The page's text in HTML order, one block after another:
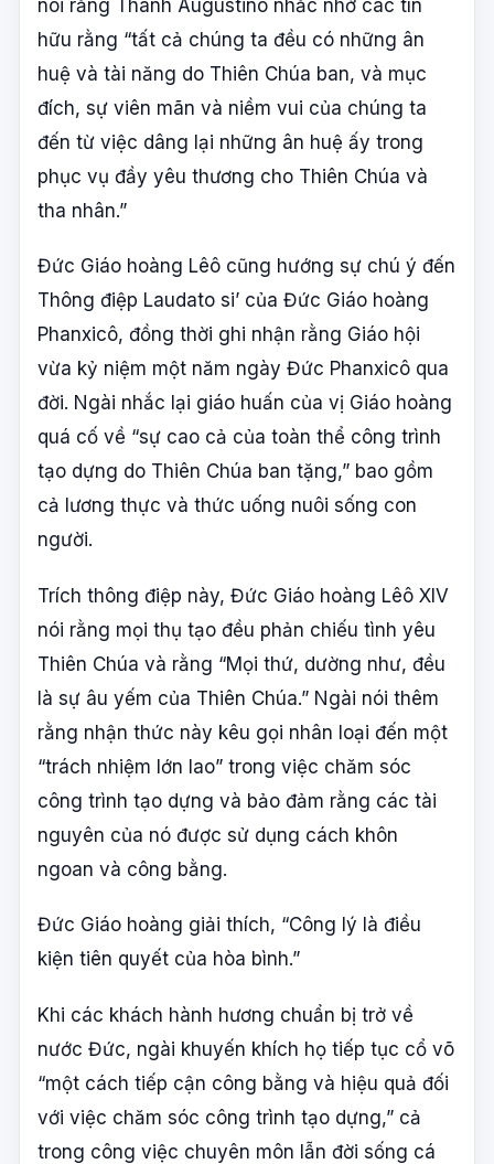
nói rằng Thánh Augustinô nhắc nhở các tín
hữu rằng “tất cả chúng ta đều có những ân
huệ và tài năng do Thiên Chúa ban, và mục
đích, sự viên mãn và niềm vui của chúng ta
đến từ việc dâng lại những ân huệ ấy trong
phục vụ đầy yêu thương cho Thiên Chúa và
tha nhân.”
Đức Giáo hoàng Lêô cũng hướng sự chú ý đến
Thông điệp Laudato si’ của Đức Giáo hoàng
Phanxicô, đồng thời ghi nhận rằng Giáo hội
vừa kỷ niệm một năm ngày Đức Phanxicô qua
đời. Ngài nhắc lại giáo huấn của vị Giáo hoàng
quá cố về “sự cao cả của toàn thể công trình
tạo dựng do Thiên Chúa ban tặng,” bao gồm
cả lương thực và thức uống nuôi sống con
người.
Trích thông điệp này, Đức Giáo hoàng Lêô XIV
nói rằng mọi thụ tạo đều phản chiếu tình yêu
Thiên Chúa và rằng “Mọi thứ, dường như, đều
là sự âu yếm của Thiên Chúa.” Ngài nói thêm
rằng nhận thức này kêu gọi nhân loại đến một
“trách nhiệm lớn lao” trong việc chăm sóc
công trình tạo dựng và bảo đảm rằng các tài
nguyên của nó được sử dụng cách khôn
ngoan và công bằng.
Đức Giáo hoàng giải thích, “Công lý là điều
kiện tiên quyết của hòa bình.”
Khi các khách hành hương chuẩn bị trở về
nước Đức, ngài khuyến khích họ tiếp tục cổ võ
“một cách tiếp cận công bằng và hiệu quả đối
với việc chăm sóc công trình tạo dựng,” cả
trong công việc chuyên môn lẫn đời sống cá